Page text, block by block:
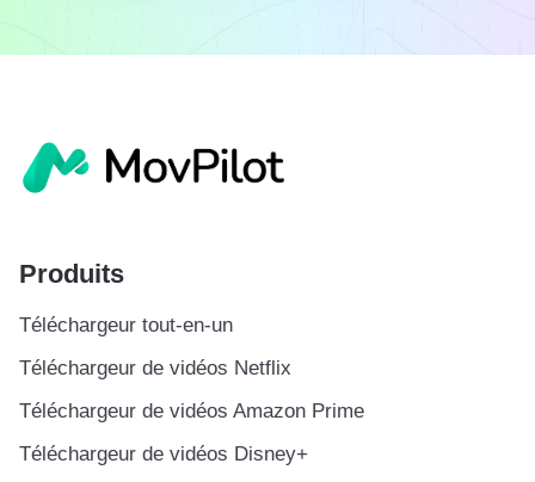
Produits
Téléchargeur tout-en-un
Téléchargeur de vidéos Netflix
Téléchargeur de vidéos Amazon Prime
Téléchargeur de vidéos Disney+